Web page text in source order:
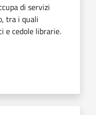
di servizi
tra i quali
e cedole librarie.